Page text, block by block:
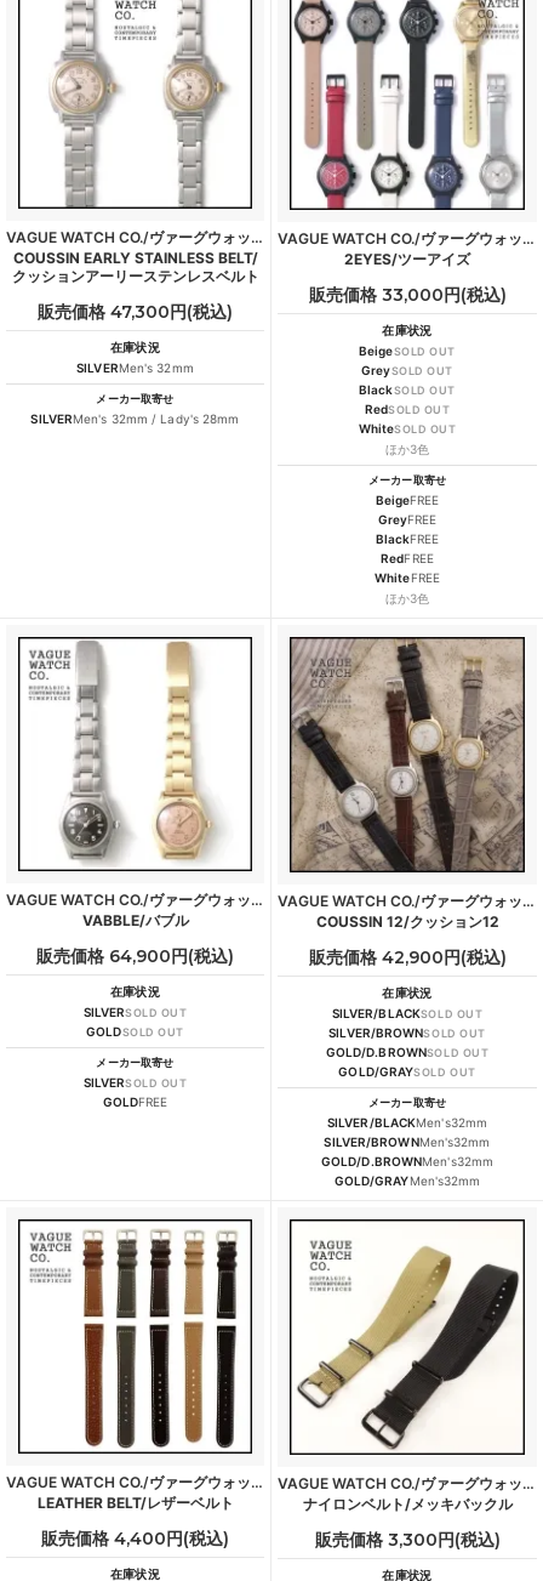
VAGUE WATCH CO./ヴァーグウォッチカンパニー
COUSSIN EARLY STAINLESS BELT/
クッションアーリーステンレスベルト
販売価格 47,300円(税込)
在庫状況
SILVERMen's 32mm
メーカー取寄せ
SILVERMen's 32mm / Lady's 28mm
VAGUE WATCH CO./ヴァーグウォッチカンパニー
2EYES/ツーアイズ
販売価格 33,000円(税込)
在庫状況
BeigeSOLD OUT
GreySOLD OUT
BlackSOLD OUT
RedSOLD OUT
WhiteSOLD OUT
ほか3色
メーカー取寄せ
BeigeFREE
GreyFREE
BlackFREE
RedFREE
WhiteFREE
ほか3色
VAGUE WATCH CO./ヴァーグウォッチカンパニー
VABBLE/バブル
販売価格 64,900円(税込)
在庫状況
SILVERSOLD OUT
GOLDSOLD OUT
メーカー取寄せ
SILVERSOLD OUT
GOLDFREE
VAGUE WATCH CO./ヴァーグウォッチカンパニー
COUSSIN 12/クッション12
販売価格 42,900円(税込)
在庫状況
SILVER/BLACKSOLD OUT
SILVER/BROWNSOLD OUT
GOLD/D.BROWNSOLD OUT
GOLD/GRAYSOLD OUT
メーカー取寄せ
SILVER/BLACKMen's32mm
SILVER/BROWNMen's32mm
GOLD/D.BROWNMen's32mm
GOLD/GRAYMen's32mm
VAGUE WATCH CO./ヴァーグウォッチカンパニー
LEATHER BELT/レザーベルト
販売価格 4,400円(税込)
在庫状況
VAGUE WATCH CO./ヴァーグウォッチカンパニー
ナイロンベルト/メッキバックル
販売価格 3,300円(税込)
在庫状況